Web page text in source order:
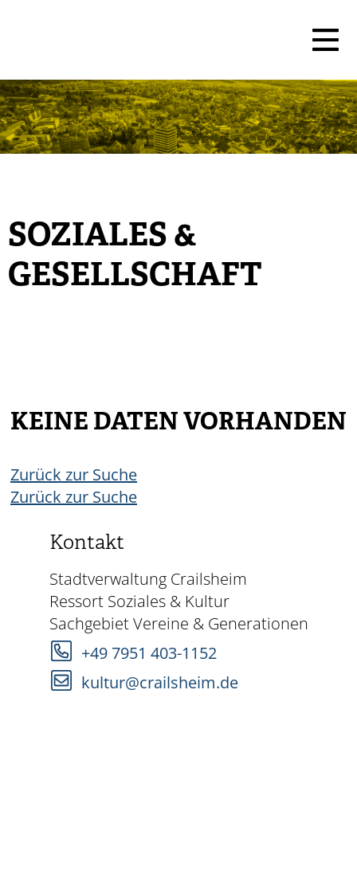
SOZIALES &
GESELLSCHAFT
Kontakt
Stadtverwaltung Crailsheim
Ressort Soziales & Kultur
Sachgebiet Vereine & Generationen
+49 7951 403-1152
kultur@crailsheim.de
KEINE DATEN VORHANDEN
Zurück zur Suche
Zurück zur Suche